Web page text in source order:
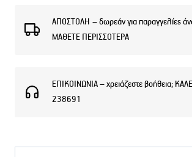
BASE
ποσότητα
ΑΠΟΣΤΟΛΗ – δωρεάν για παραγγελίες
ΜΑΘΕΤΕ ΠΕΡΙΣΣΟΤΕΡΑ
ΕΠΙΚΟΙΝΩΝΙΑ – χρειάζεστε βοήθεια;
238691